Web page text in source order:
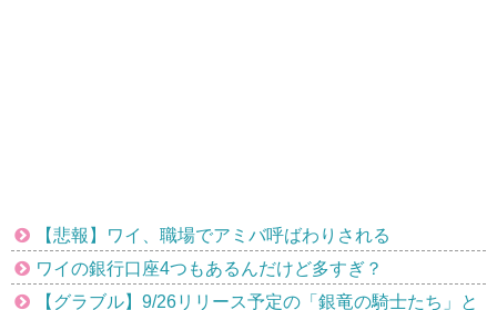
【悲報】ワイ、職場でアミバ呼ばわりされる
ワイの銀行口座4つもあるんだけど多すぎ？
【グラブル】9/26リリース予定の「銀竜の騎士たち」と